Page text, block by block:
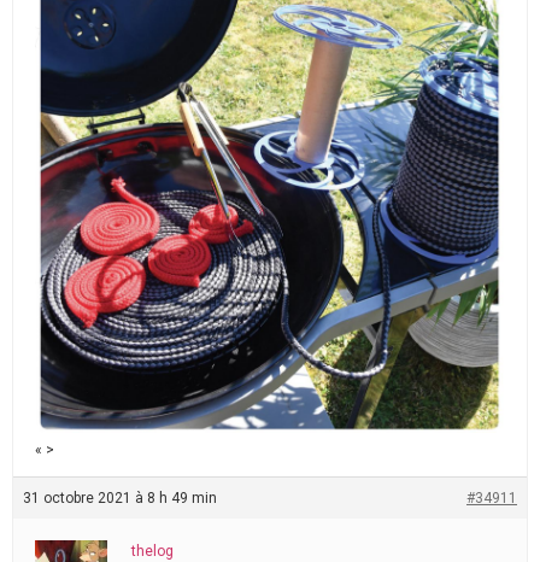
« >
31 octobre 2021 à 8 h 49 min #34911
thelog